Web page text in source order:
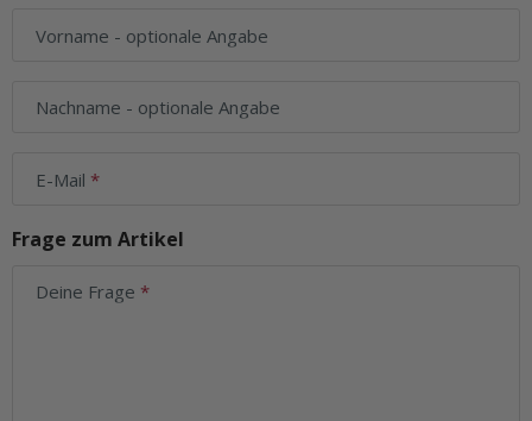
Vorname - optionale Angabe
Nachname - optionale Angabe
E-Mail
Frage zum Artikel
Deine Frage